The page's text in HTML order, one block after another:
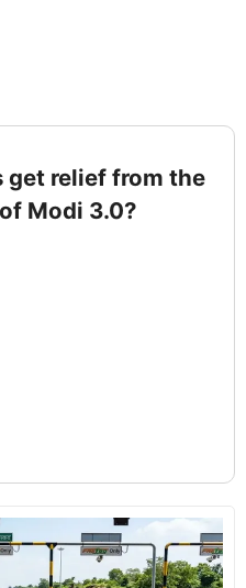
get relief from the
Modi 3.0?